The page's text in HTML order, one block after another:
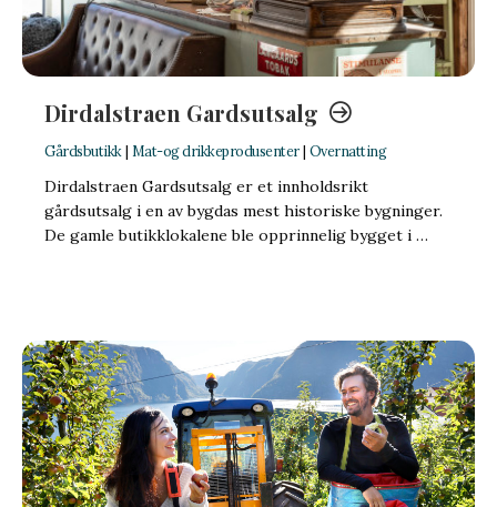
Dirdalstraen Gardsutsalg
Gårdsbutikk| Mat-og drikkeprodusenter| Overnatting
Dirdalstraen Gardsutsalg er et innholdsrikt
gårdsutsalg i en av bygdas mest historiske bygninger.
De gamle butikklokalene ble opprinnelig bygget i …